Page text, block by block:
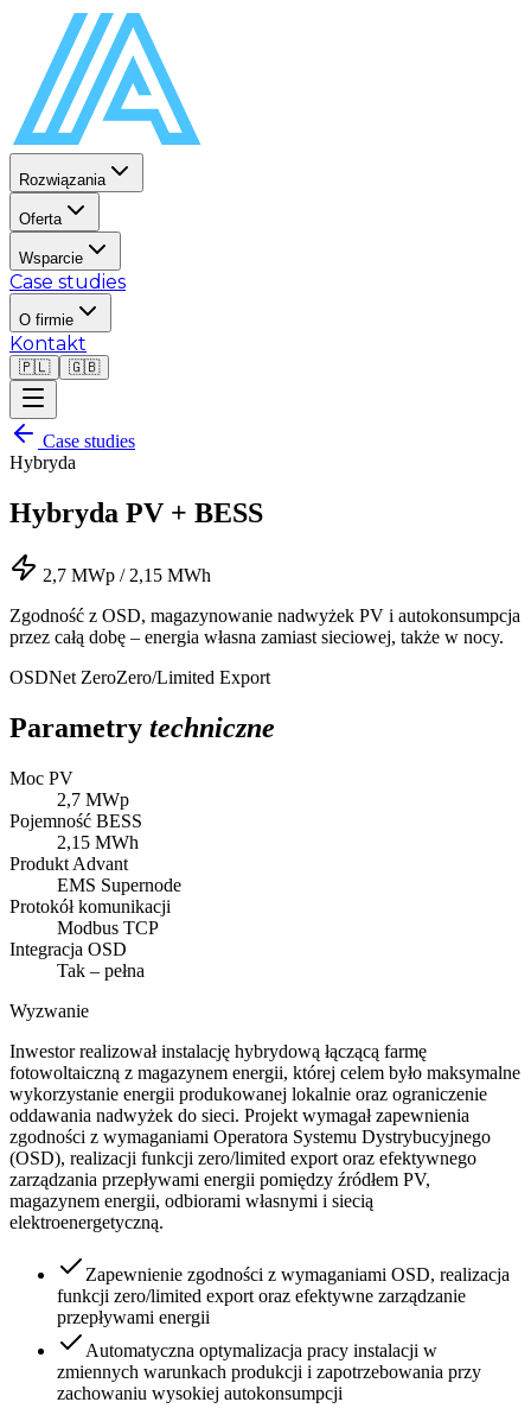
Rozwiązania
Oferta
Wsparcie
Case studies
O firmie
Kontakt
🇵🇱 🇬🇧
Case studies
Hybryda
Hybryda PV + BESS
2,7 MWp / 2,15 MWh
Zgodność z OSD, magazynowanie nadwyżek PV i autokonsumpcja
przez całą dobę – energia własna zamiast sieciowej, także w nocy.
OSDNet ZeroZero/Limited Export
Parametry techniczne
Moc PV
2,7 MWp
Pojemność BESS
2,15 MWh
Produkt Advant
EMS Supernode
Protokół komunikacji
Modbus TCP
Integracja OSD
Tak – pełna
Wyzwanie
Inwestor realizował instalację hybrydową łączącą farmę
fotowoltaiczną z magazynem energii, której celem było maksymalne
wykorzystanie energii produkowanej lokalnie oraz ograniczenie
oddawania nadwyżek do sieci. Projekt wymagał zapewnienia
zgodności z wymaganiami Operatora Systemu Dystrybucyjnego
(OSD), realizacji funkcji zero/limited export oraz efektywnego
zarządzania przepływami energii pomiędzy źródłem PV,
magazynem energii, odbiorami własnymi i siecią
elektroenergetyczną.
Zapewnienie zgodności z wymaganiami OSD, realizacja
funkcji zero/limited export oraz efektywne zarządzanie
przepływami energii
Automatyczna optymalizacja pracy instalacji w
zmiennych warunkach produkcji i zapotrzebowania przy
zachowaniu wysokiej autokonsumpcji